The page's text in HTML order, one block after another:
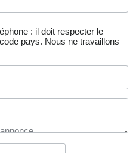
: il doit respecter le
pays. Nous ne travaillons